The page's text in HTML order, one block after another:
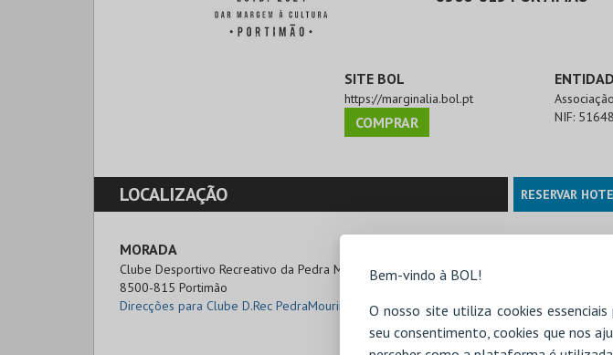
Bem-vindo à BOL!
O nosso site utiliza cookies
seu consentimento, cookies que nos
SITE BOL
https://marginalia.bol.pt
COMPRAR
NIF:
LOCALIZAÇÃO RESERVAR
MORADA
Clube Desportivo Recreativo da Pedra Mourinha
8500-815 Portimão
Direcções para Clube D.Rec PedraMourinha